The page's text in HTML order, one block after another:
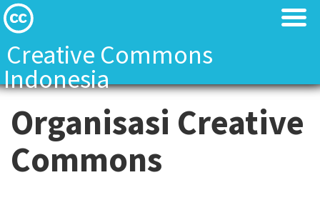
Creative Commons
Indonesia
Tentang Kami
Tentang Kami
Organisasi Creative
Commons